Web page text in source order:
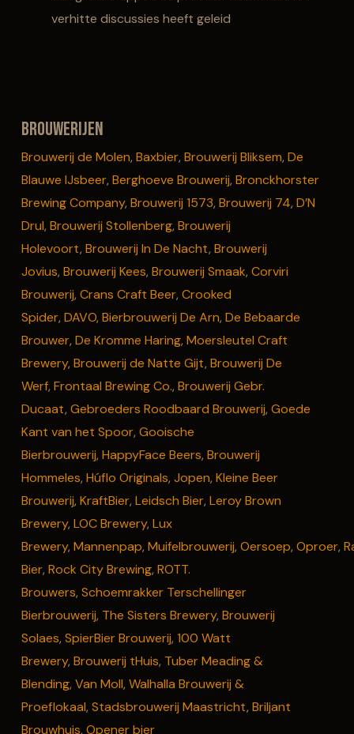
verhitte discussies heeft geleid
Brouwerijen
Brouwerij de Molen, Baxbier, Brouwerij Bliksem, De
Blauwe IJsbeer, Berghoeve Brouwerij, Bronckhorster
Brewing Company, Brouwerij 1573, Brouwerij 74, D’N
Drul, Brouwerij Stollenberg, Brouwerij
Holevoort, Brouwerij In De Nacht, Brouwerij
Jovius, Brouwerij Kees, Brouwerij Smaak, Corviri
Brouwerij, Crans Craft Beer, Crooked
Spider, DAVO, Bierbrouwerij De Arn, De Bebaarde
Brouwer, De Kromme Haring, Moersleutel Craft
Brewery, Brouwerij de Natte Gijt, Brouwerij De
Werf, Frontaal Brewing Co., Brouwerij Gebr.
Ducaat, Gebroeders Roodbaard Brouwerij, Goede
Kant van het Spoor, Gooische
Bierbrouwerij, HappyFace Beers, Brouwerij
Hommeles, Húflo Originals, Jopen, Kleine Beer
Brouwerij, KraftBier, Leidsch Bier, Leroy Brown
Brewery, LOC Brewery, Lux
Brewery, Mannenpap, Muifelbrouwerij, Oersoep, Oproer,
Bier, Rock City Brewing, ROTT.
Brouwers, Schoemrakker Terschellinger
Bierbrouwerij, The Sisters Brewery, Brouwerij
Solaes, SpierBier Brouwerij, 100 Watt
Brewery, Brouwerij tHuis, Tuber Meading &
Blending, Van Moll, Walhalla Brouwerij &
Proeflokaal, Stadsbrouwerij Maastricht, Briljant
Brouwhuis, Opener bier